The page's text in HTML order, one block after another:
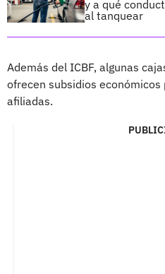
y a qué
al tanquear
Además del ICBF, algunas
ofrecen subsidios
afiliadas.